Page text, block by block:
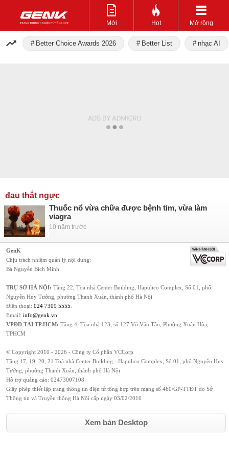
Mới Hot Mở rộng
Better Choice Awards 2026 Better List nhạc AI
đau thắt ngực
Thuốc nổ vừa chữa được bệnh tim, vừa làm
viagra
10 năm trước
GenK
Chịu trách nhiệm quản lý nội dung:
Bà Nguyễn Bích Minh
TRỤ SỞ HÀ NỘI: Tầng 22, Tòa nhà Center Building, Hapulico Complex, Số 01, phố
Nguyễn Huy Tưởng, phường Thanh Xuân, thành phố Hà Nội
Điện thoại: 024 7309 5555
Email: info@genk.vn
VPĐD TẠI TP.HCM: Tầng 4, Tòa nhà 123, số 127 Võ Văn Tần, Phường Xuân Hòa,
TPHCM
© Copyright 2010 - 2026 - Công ty Cổ phần VCCorp
Tầng 17, 19, 20, 21 Toà nhà Center Building - Hapulico Complex, Số 01, phố Nguyễn Huy
Tưởng, phường Thanh Xuân, thành phố Hà Nội
Hỗ trợ quảng cáo: 02473007108
Giấy phép thiết lập trang thông tin điện tử tổng hợp trên mạng số 460/GP-TTĐT do Sở
Thông tin và Truyền thông Hà Nội cấp ngày 03/02/2016
Xem bản Desktop